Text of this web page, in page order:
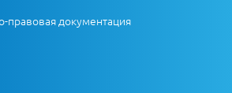
правовая документация